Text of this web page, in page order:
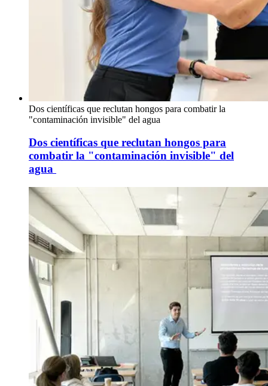
Dos científicas que reclutan hongos para combatir la
"contaminación invisible" del agua
Dos científicas que reclutan hongos para
combatir la "contaminación invisible" del
agua